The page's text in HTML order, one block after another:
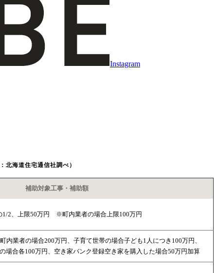
Instagram
北海道住宅通信社調べ）
補助対象工事・補助額
1/2、上限50万円 ※町内業者の場合上限100万円
業者の場合200万円、子育て世帯の場合子ども1人につき100万円、
場合各100万円、空き家バンク登録空き家を購入した場合50万円加算